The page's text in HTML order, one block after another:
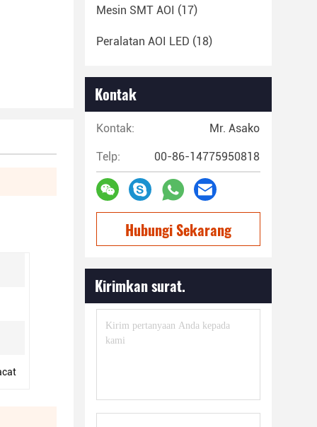
Mesin SMT AOI (17)
Peralatan AOI LED (18)
Kontak
Kontak: Mr. Asako
Telp: 00-86-14775950818
Hubungi Sekarang
Kirimkan surat.